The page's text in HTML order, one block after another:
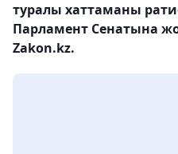
туралы хаттаманы
Парламент Сенатына
Zakon.kz.